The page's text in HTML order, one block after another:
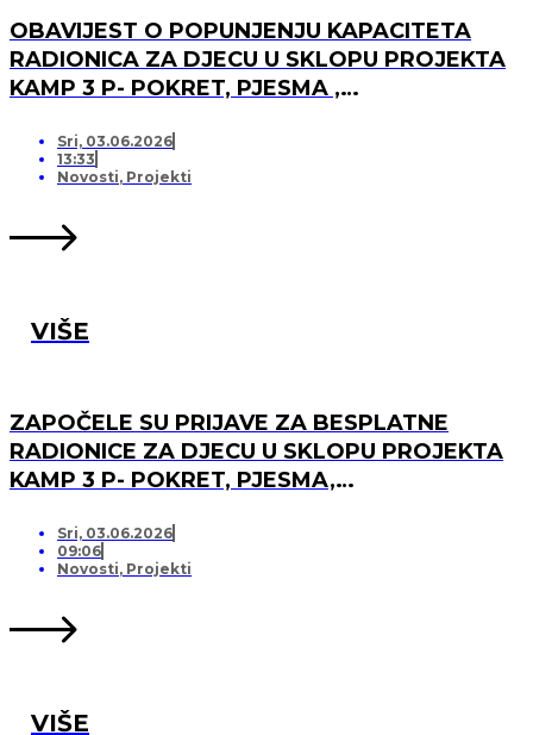
OBAVIJEST O POPUNJENJU KAPACITETA
RADIONICA ZA DJECU U SKLOPU PROJEKTA
KAMP 3 P- POKRET, PJESMA ,
LISTU ČEKANJA
Sri, 03.06.2026
13:33
Novosti, Projekti
VIŠE
ZAPOČELE SU PRIJAVE ZA BESPLATNE
RADIONICE ZA DJECU U SKLOPU PROJEKTA
KAMP 3 P- POKRET, PJESMA,
Sri, 03.06.2026
09:06
Novosti, Projekti
VIŠE